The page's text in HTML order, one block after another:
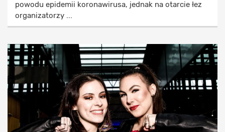
powodu epidemii koronawirusa, jednak na otarcie łez
organizatorzy ...